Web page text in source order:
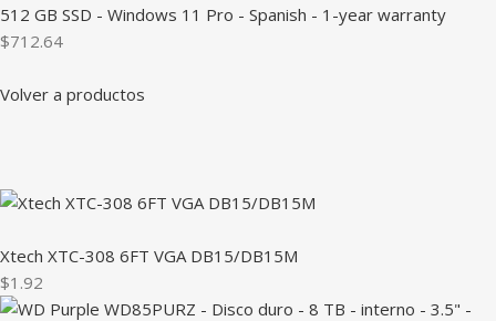
512 GB SSD - Windows 11 Pro - Spanish - 1-year warranty
$712.64
Volver a productos
Xtech XTC-308 6FT VGA DB15/DB15M
$1.92